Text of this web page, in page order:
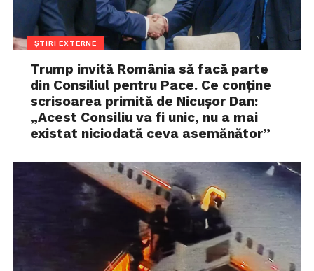
ȘTIRI EXTERNE
Trump invită România să facă parte
din Consiliul pentru Pace. Ce conține
scrisoarea primită de Nicușor Dan:
„Acest Consiliu va fi unic, nu a mai
existat niciodată ceva asemănător”